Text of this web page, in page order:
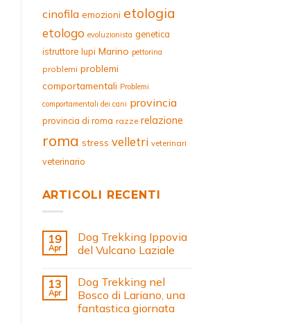
cinofila emozioni etologia
etologo evoluzionista genetica
istruttore lupi Marino pettorina
problemi problemi
comportamentali Problemi
comportamentali dei cani provincia
provincia di roma razze relazione
roma stress velletri veterinari
veterinario
ARTICOLI RECENTI
19
Apr
Dog Trekking Ippovia
del Vulcano Laziale
13
Apr
Dog Trekking nel
Bosco di Lariano, una
fantastica giornata